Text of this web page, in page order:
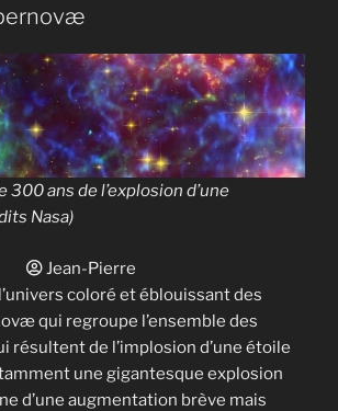
300 ans de l’explosion d’une
Nasa)
Jean-Pierre
coloré et éblouissant des
qui regroupe l’ensemble des
résultent de l’implosion d’une étoile
une gigantesque explosion
d’une augmentation brève mais